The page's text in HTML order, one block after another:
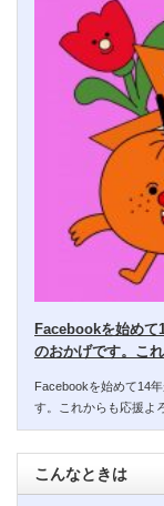
Facebookを始めて
のおかげです。こ
Facebookを始めて14
す。これからも応援よ
こんなときは